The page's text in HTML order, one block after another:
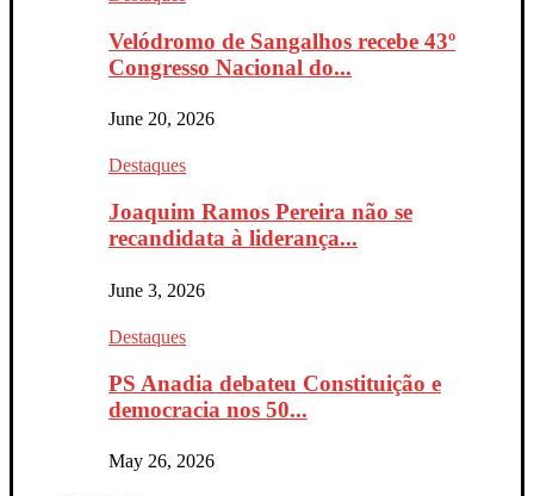
Velódromo de Sangalhos recebe 43º
Congresso Nacional do...
June 20, 2026
Destaques
Joaquim Ramos Pereira não se
recandidata à liderança...
June 3, 2026
Destaques
PS Anadia debateu Constituição e
democracia nos 50...
May 26, 2026